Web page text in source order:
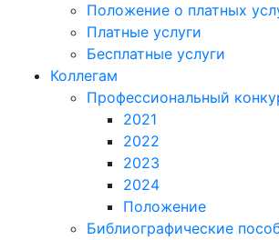
Положение о платных
Платные услуги
Бесплатные услуги
Коллегам
Профессиональный
2021
2022
2023
2024
Положение
Библиографические